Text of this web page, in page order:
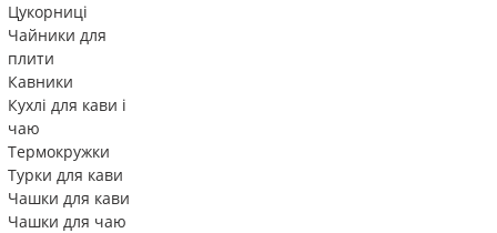
Цукорниці
Чайники для
плити
Кавники
Кухлі для кави і
чаю
Термокружки
Турки для кави
Чашки для кави
Чашки для чаю